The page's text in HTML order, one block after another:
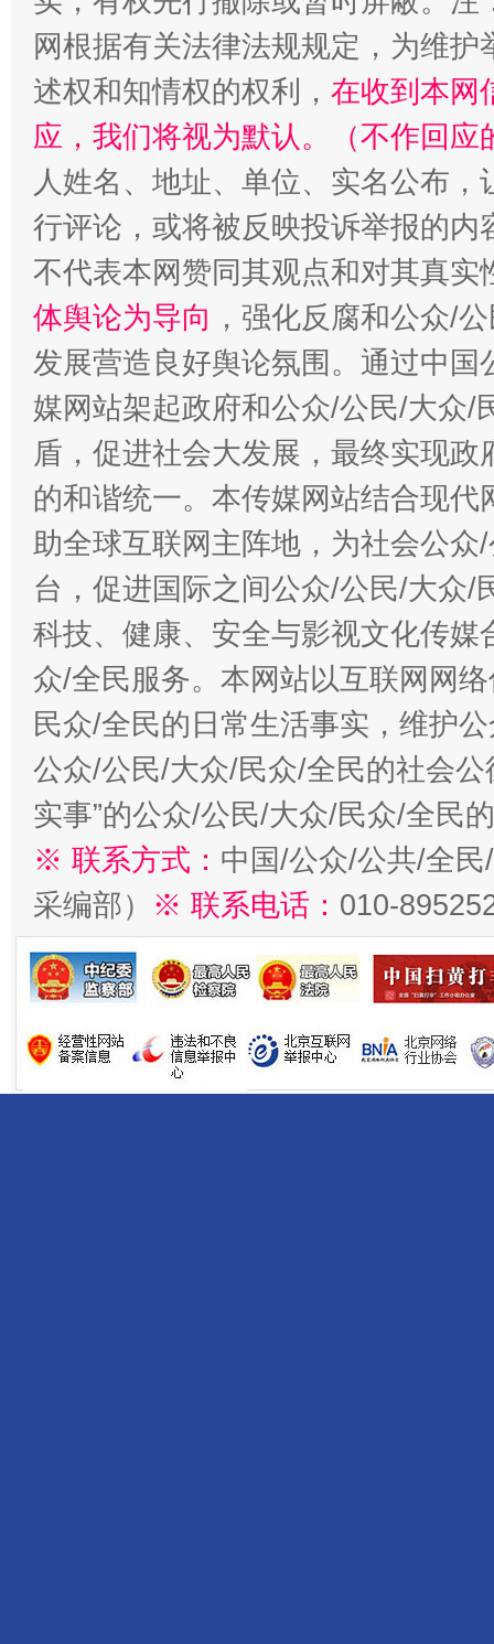
“蜀中异人”王建安的艺术幻境
网根据有关法律法规规定，为维
述权和知情权的权利， 在收到本网
应，我们将视为默认。（不作回应
人姓名、地址、单位、实名公布
行评论，或将被反映投诉举报的
不代表本网赞同其观点和对其真实
体舆论为导向 ，强化反腐和公众/
发展营造良好舆论氛围。通过中
媒网站架起政府和公众/公民/大众/
盾，促进社会大发展，最终实现
的和谐统一。本传媒网站结合现
助全球互联网主阵地，为社会公
台，促进国际之间公众/公民/大众/
科技、健康、安全与影视文化传
众/全民服务。本网站以互联网网
民众/全民的日常生活事实，维护
公众/公民/大众/民众/全民的社会公
实事”的公众/公民/大众/民众/全民
※ 联系方式： 中国/公众/公共/全
采编部） ※ 联系电话： 010-